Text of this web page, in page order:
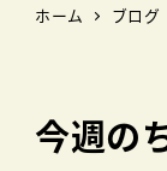
ホーム ブログ
今週の